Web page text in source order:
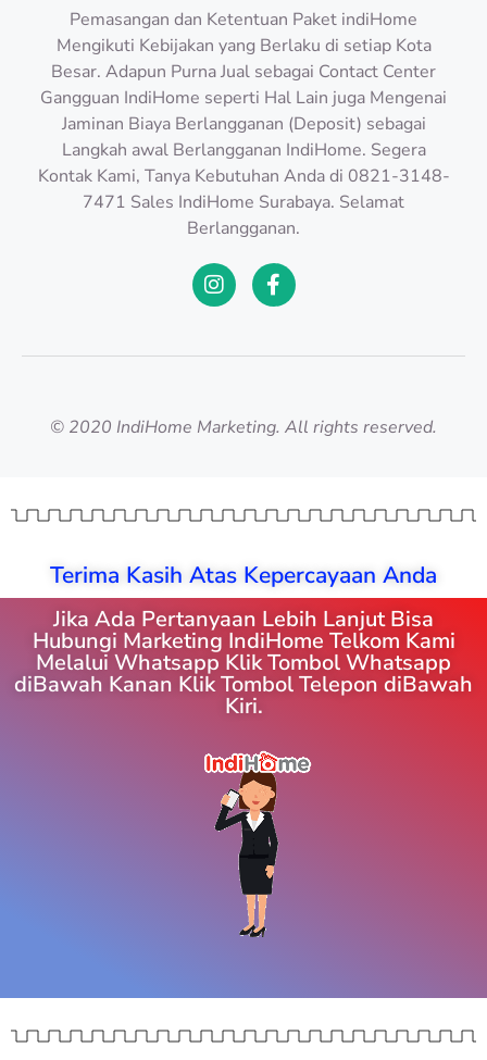
Pemasangan dan Ketentuan Paket indiHome
Mengikuti Kebijakan yang Berlaku di setiap Kota
Besar. Adapun Purna Jual sebagai Contact Center
Gangguan IndiHome seperti Hal Lain juga Mengenai
Jaminan Biaya Berlangganan (Deposit) sebagai
Langkah awal Berlangganan IndiHome. Segera
Kontak Kami, Tanya Kebutuhan Anda di 0821-3148-
7471 Sales IndiHome Surabaya. Selamat
Berlangganan.
© 2020 IndiHome Marketing. All rights reserved.
Terima Kasih Atas Kepercayaan Anda
Jika Ada Pertanyaan Lebih Lanjut Bisa
Hubungi Marketing IndiHome Telkom Kami
Melalui Whatsapp Klik Tombol Whatsapp
diBawah Kanan Klik Tombol Telepon diBawah
Kiri.